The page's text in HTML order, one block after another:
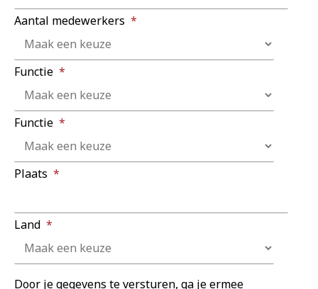
Aantal medewerkers *
Functie *
Functie *
Plaats *
Land *
Door je gegevens te versturen, ga je ermee